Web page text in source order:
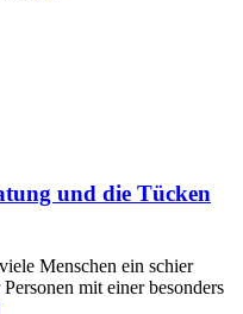
und die Tücken
Menschen ein schier
mit einer besonders